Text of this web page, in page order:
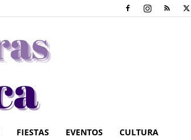
FIESTAS EVENTOS CULTURA